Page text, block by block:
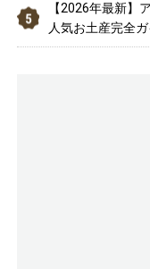
【2026年最新】
人気お土産完全ガ